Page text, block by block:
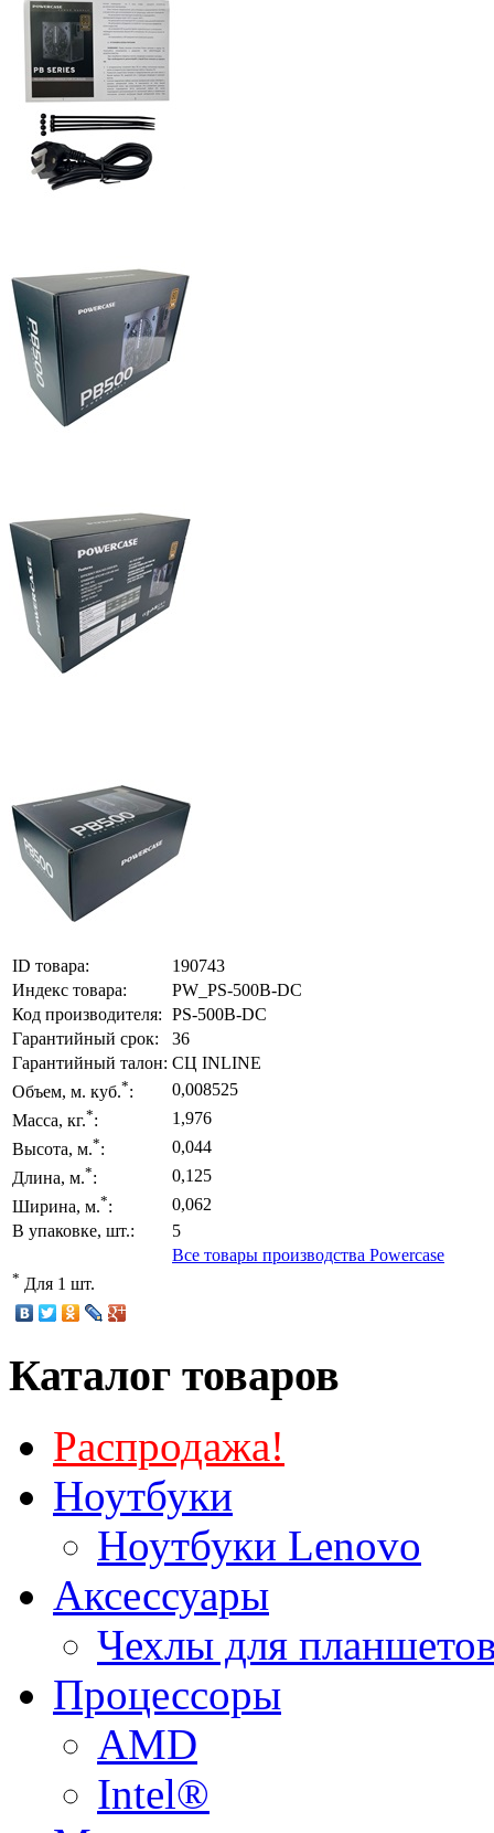
ID товара:
190743
Индекс товара:
PW_PS-500B-DC
Код производителя: PS-500B-DC
Гарантийный срок:
36
Гарантийный талон: СЦ INLINE
Объем, м. куб.*:
0,008525
Масса, кг.*:
1,976
Высота, м.*:
0,044
Длина, м.*:
0,125
Ширина, м.*:
0,062
В упаковке, шт.:
5
Все товары производства Powercase
* Для 1 шт.
Каталог товаров
Распродажа!
Ноутбуки
Ноутбуки Lenovo
Аксессуары
Чехлы для
Процессоры
AMD
Intel®